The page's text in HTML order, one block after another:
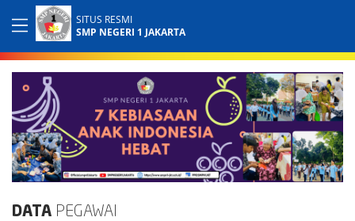
SITUS RESMI
SMP NEGERI 1 JAKARTA
DATA PEGAWAI